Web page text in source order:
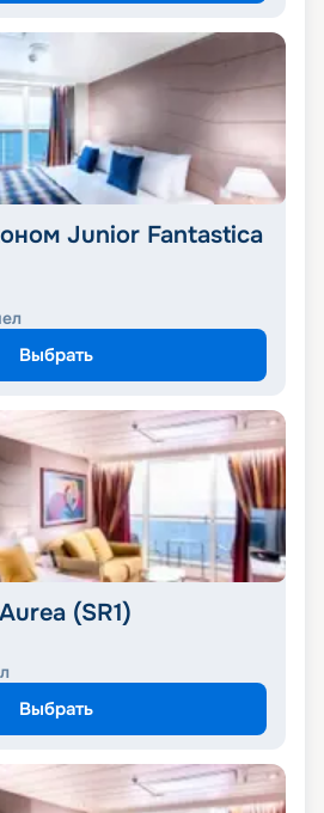
Junior Fantastica
Выбрать
(SR1)
Выбрать